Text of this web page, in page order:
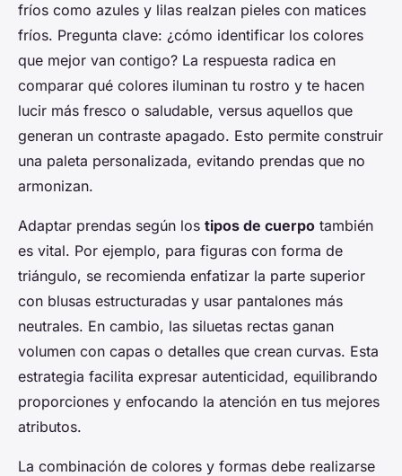
fríos como azules y lilas realzan pieles con matices
fríos. Pregunta clave: ¿cómo identificar los colores
que mejor van contigo? La respuesta radica en
comparar qué colores iluminan tu rostro y te hacen
lucir más fresco o saludable, versus aquellos que
generan un contraste apagado. Esto permite construir
una paleta personalizada, evitando prendas que no
armonizan.
Adaptar prendas según los tipos de cuerpo también
es vital. Por ejemplo, para figuras con forma de
triángulo, se recomienda enfatizar la parte superior
con blusas estructuradas y usar pantalones más
neutrales. En cambio, las siluetas rectas ganan
volumen con capas o detalles que crean curvas. Esta
estrategia facilita expresar autenticidad, equilibrando
proporciones y enfocando la atención en tus mejores
atributos.
La combinación de colores y formas debe realizarse